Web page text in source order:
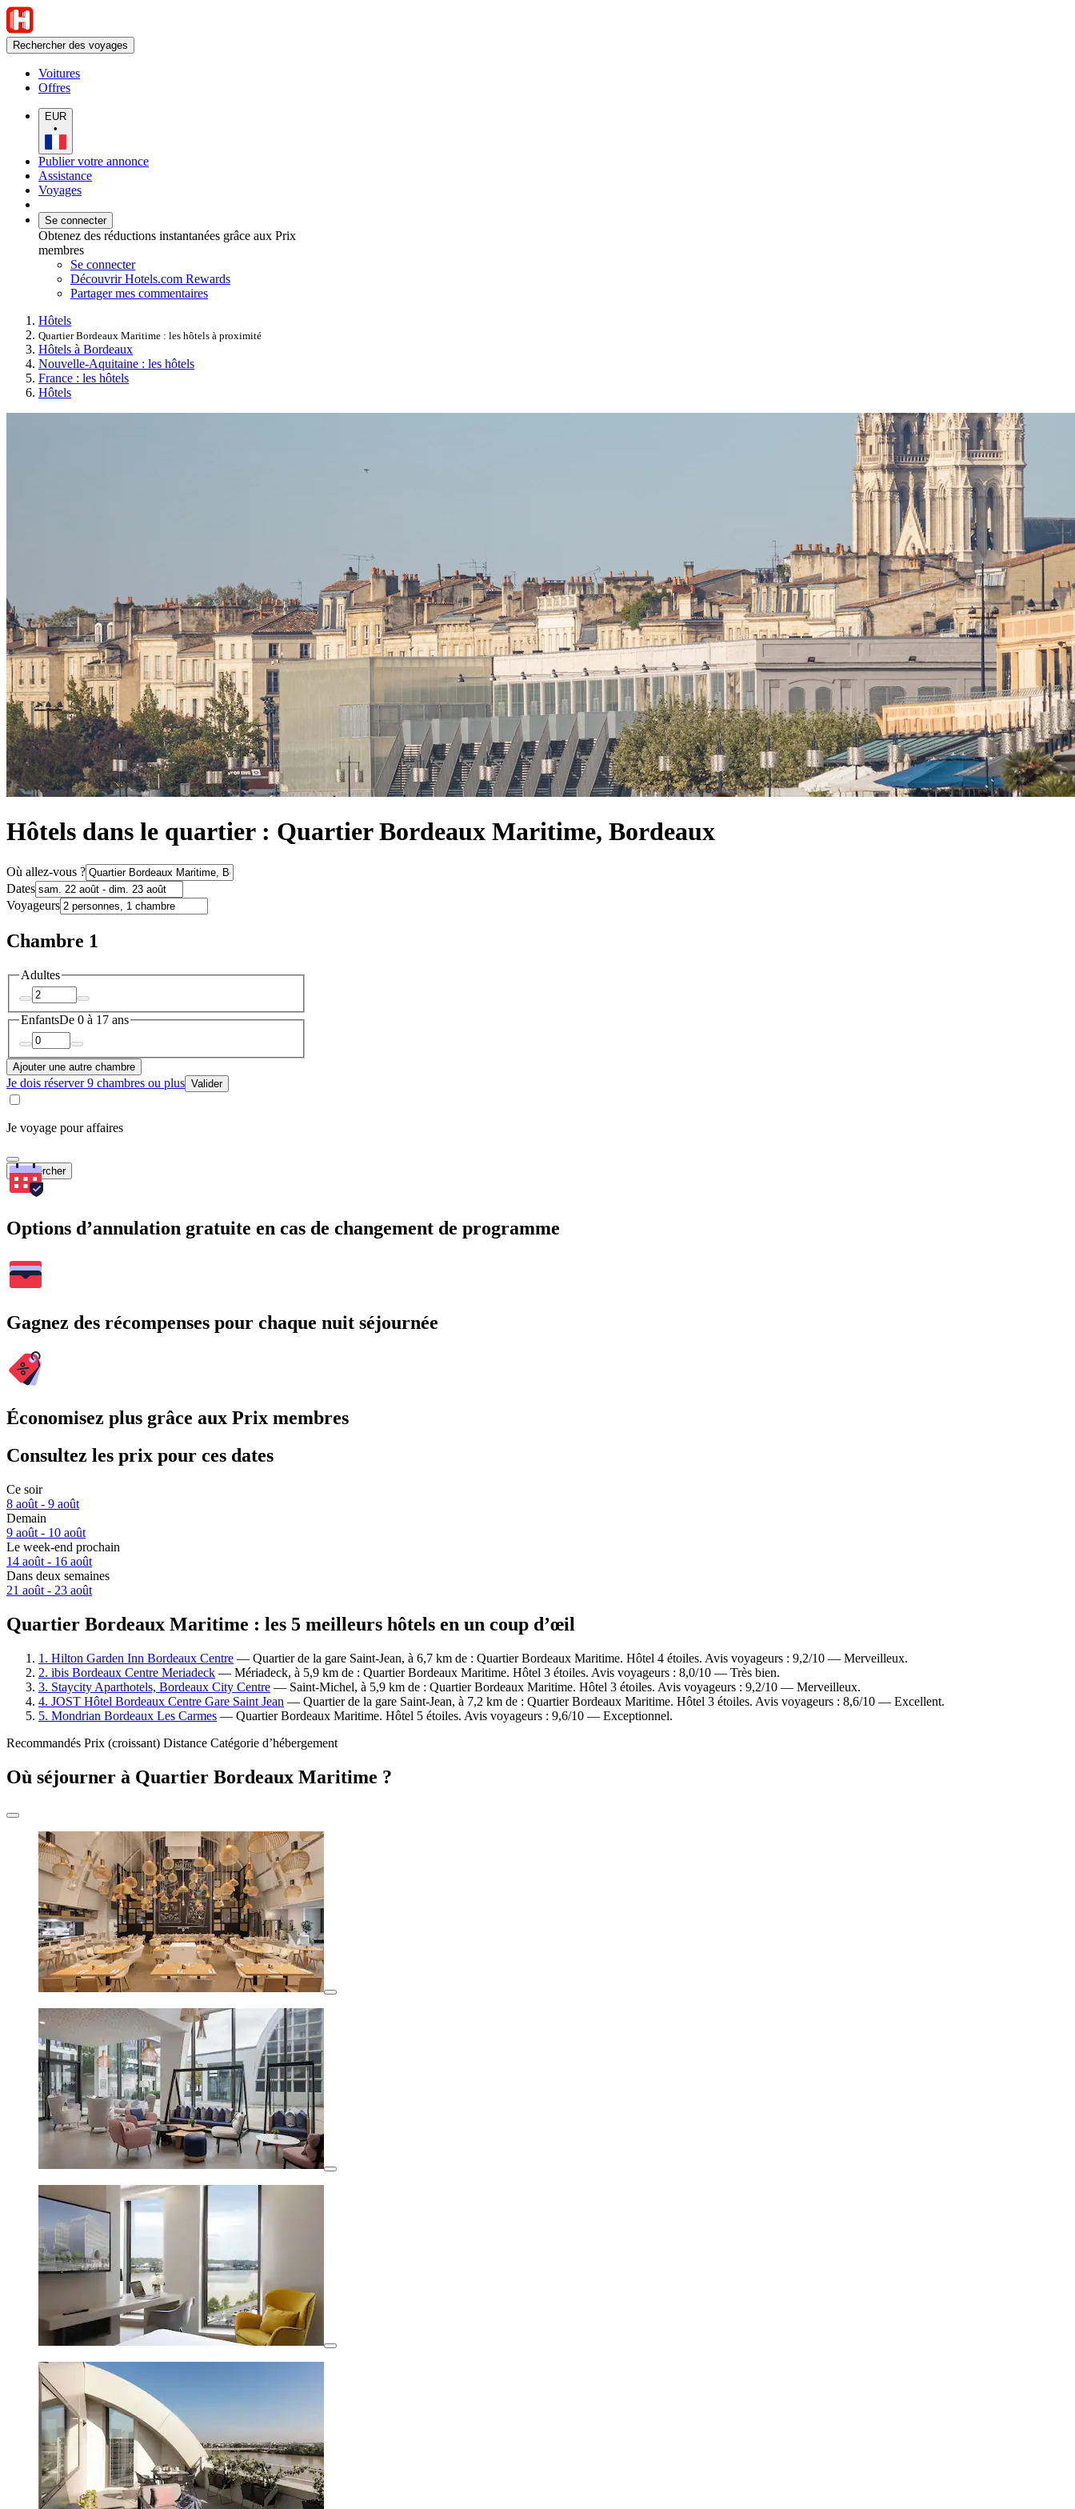
Rechercher des voyages
Voitures
Offres
EUR
•
Publier votre annonce
Assistance
Voyages
Se connecter
Obtenez des réductions instantanées grâce aux Prix
membres
Se connecter
Découvrir Hotels.com Rewards
Partager mes commentaires
Hôtels
Quartier Bordeaux Maritime : les hôtels à proximité
Hôtels à Bordeaux
Nouvelle-Aquitaine : les hôtels
France : les hôtels
Hôtels
Hôtels dans le quartier : Quartier Bordeaux Maritime, Bordeaux
Où allez-vous ?
Dates
Voyageurs
Chambre 1
Adultes
EnfantsDe 0 à 17 ans
Ajouter une autre chambre
Je dois réserver 9 chambres ou plus Valider
Je voyage pour affaires
Rechercher
Options d’annulation gratuite en cas de changement de programme
Gagnez des récompenses pour chaque nuit séjournée
Économisez plus grâce aux Prix membres
Consultez les prix pour ces dates
Ce soir
8 août - 9 août
Demain
9 août - 10 août
Le week-end prochain
14 août - 16 août
Dans deux semaines
21 août - 23 août
Quartier Bordeaux Maritime : les 5 meilleurs hôtels en un coup d’œil
1. Hilton Garden Inn Bordeaux Centre — Quartier de la gare Saint-Jean, à 6,7 km de : Quartier Bordeaux Maritime. Hôtel 4 étoiles. Avis voyageurs : 9,2/10 — Merveilleux.
2. ibis Bordeaux Centre Meriadeck — Mériadeck, à 5,9 km de : Quartier Bordeaux Maritime. Hôtel 3 étoiles. Avis voyageurs : 8,0/10 — Très bien.
3. Staycity Aparthotels, Bordeaux City Centre — Saint-Michel, à 5,9 km de : Quartier Bordeaux Maritime. Hôtel 3 étoiles. Avis voyageurs : 9,2/10 — Merveilleux.
4. JOST Hôtel Bordeaux Centre Gare Saint Jean — Quartier de la gare Saint-Jean, à 7,2 km de : Quartier Bordeaux Maritime. Hôtel 3 étoiles. Avis voyageurs : 8,6/10 — Excellent.
5. Mondrian Bordeaux Les Carmes — Quartier Bordeaux Maritime. Hôtel 5 étoiles. Avis voyageurs : 9,6/10 — Exceptionnel.
Recommandés Prix (croissant) Distance Catégorie d’hébergement
Où séjourner à Quartier Bordeaux Maritime ?